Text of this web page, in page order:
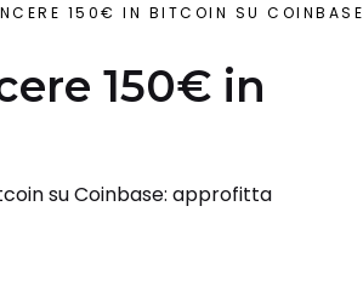
150€ IN BITCOIN SU COINBASE
150€ in
su Coinbase: approfitta